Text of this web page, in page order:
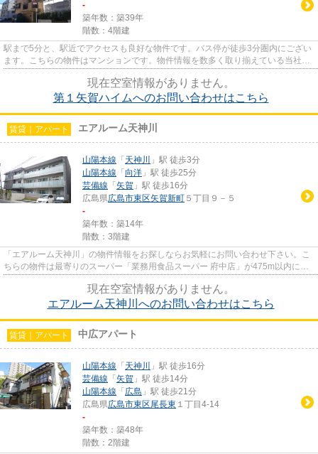
-
築年数：築39年
階数：4階建
駅まで5分と、駅近でアクセスも良好な物件です。バス停が徒歩3分圏内にござい
ます。こちらの物件はマンションです。物件情報を数多く取り揃えている当社
は、お客様のライフスタイルに...
現在空室情報がありません。
第１矢賀ハイムへのお問い合わせはこちら
賃貸｜アパート エアルーム天神川
山陽本線 「天神川
」駅 徒歩3分
山陽本線 「向洋 」駅 徒歩25分
芸備線 「矢賀 」駅 徒歩16分
広島県広島市東区矢賀新町 ５丁目９－５
-
築年数：築14年
階数：3階建
「エアルーム天神川」の物件情報をお探しならお気軽にお問い合わせ下さい。こ
ちらの物件は最寄りのスーパー「業務用食品スーパー 府中店」が475m以内にあ
ります。付近にある2つの駅は...
現在空室情報がありません。
エアルーム天神川へのお問い合わせはこちら
賃貸｜アパート 中広アパート
山陽本線 「天神川
」駅 徒歩16分
芸備線 「矢賀 」駅 徒歩14分
山陽本線 「広島 」駅 徒歩21分
広島県広島市東区尾長東 １丁目4-14
-
築年数：築48年
階数：2階建